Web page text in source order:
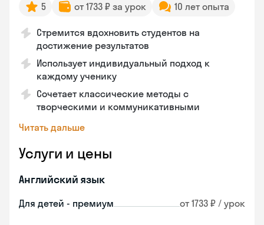
5 от 1733 ₽ за урок 10 лет опыта
Стремится вдохновить студентов на
достижение результатов
Использует индивидуальный подход к
каждому ученику
Сочетает классические методы с
творческими и коммуникативными
Читать дальше
Услуги и цены
Английский язык
Для детей - премиум от 1733 ₽ / урок